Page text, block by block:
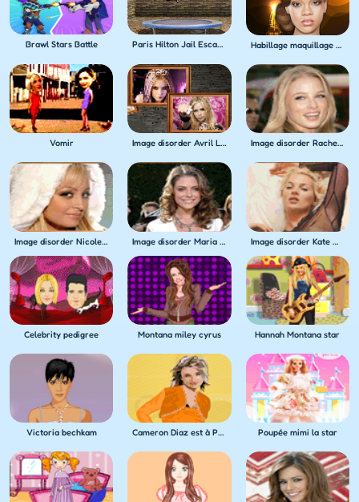
Brawl Stars Battle Paris Hilton Jail Escape Habillage maquillage de Rihanna
Vomir Image disorder Avril Lavigne Image disorder Rachel Nichols
Image disorder Nicole Riche Image disorder Maria Menounos Image disorder Kate Moss
Celebrity pedigree Montana miley cyrus Hannah Montana star
Victoria bechkam Cameron Diaz est à Paris Poupée mimi la star